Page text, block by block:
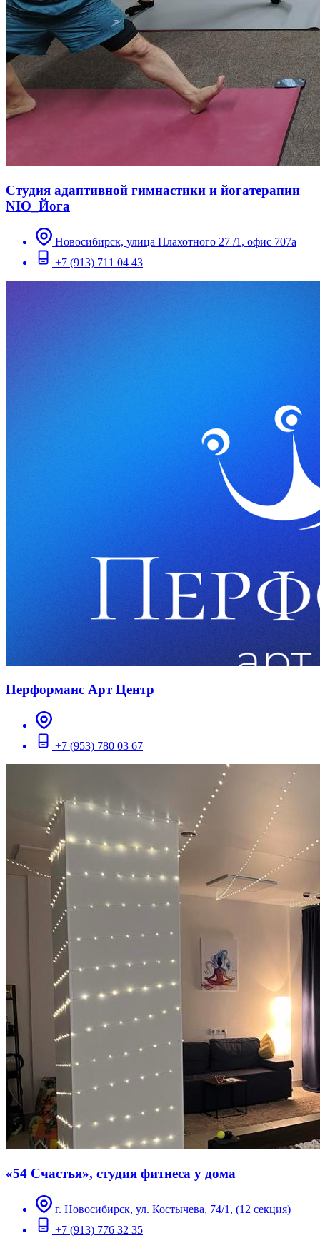
Студия адаптивной гимнастики и йогатерапии
NIO_Йога
Новосибирск, улица Плахотного 27 /1, офис 707а
+7 (913) 711 04 43
Перформанс Арт Центр
+7 (953) 780 03 67
«54 Счастья», студия фитнеса у дома
г. Новосибирск, ул. Костычева, 74/1, (12 секция)
+7 (913) 776 32 35